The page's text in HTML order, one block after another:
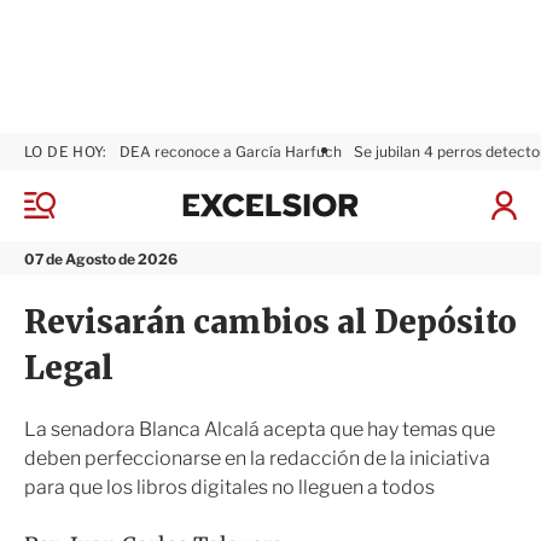
M
n
07 de Agosto de 2026
LO DE HOY: DEA reconoce a García Harfuch Se jubilan 4 perros
I
a
x
s
i
Revisarán cambios al Depósito
Legal
La senadora Blanca Alcalá acepta que hay temas que
deben perfeccionarse en la redacción de la iniciativa
para que los libros digitales no lleguen a todos